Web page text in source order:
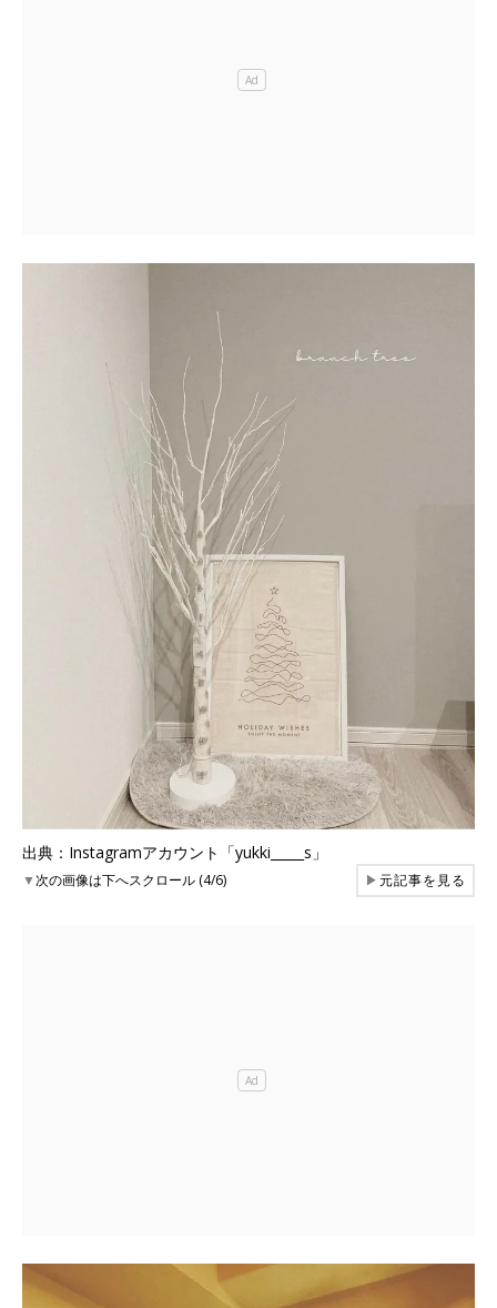
出典：Instagramアカウント「yukki_____s」
▼次の画像は下へスクロール (4/6) ▶元記事を見る